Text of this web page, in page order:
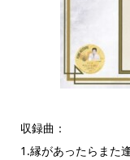
収録曲：
1.縁があったらまた